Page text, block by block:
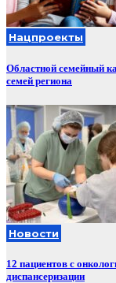
Нацпроекты
Областной семейный
семей региона
Новости
12 пациентов с
диспансеризации